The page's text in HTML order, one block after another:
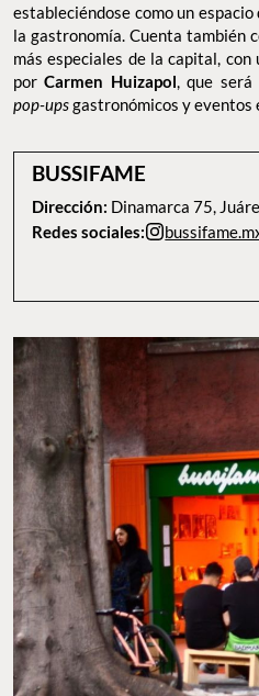
estableciéndose como un
la gastronomía. Cuenta también
más especiales de la capital,
porCarmen Huizapol , que
pop-upsgastronómicos y eventos
BUSSIFAME
Dirección: Dinamarca 75,
Redes sociales: